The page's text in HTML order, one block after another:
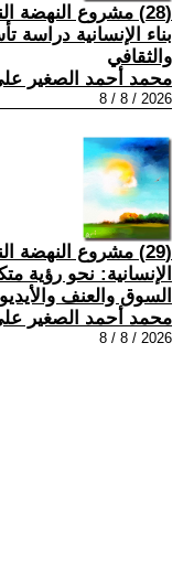
(28) مشروع النهضة
بناء الإنسانية
والثقافي
محمد أحمد الصغير
2026 / 8 / 8
(29) مشروع النهضة
الإنسانية: نحو رؤية
السوق والعنف
محمد أحمد الصغير
2026 / 8 / 8